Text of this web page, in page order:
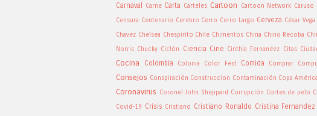
Carnaval Carne Carta Carteles Cartoon Cartoon Network Caruso
Censura Centenario Cerebro Cerro Cerro Largo Cerveza César Vega
Chavez Chelsea Chespirito Chile Chimentos China Chino Recoba
Norris Chucky Ciclón Ciencia Cine Cinthia Fernandez Citas
Cocina Colombia Colonia Color Fest Comida Comprar
Consejos Conspiración Construccion Contaminación Copa América
Coronavirus Coronel John Sheppard Corrupción Cortes de pelo
Covid-19 Crisis Cristiano Cristiano Ronaldo Cristina Fernandez